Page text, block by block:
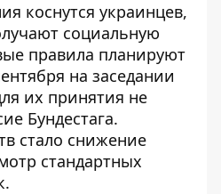
коснутся украинцев,
социальную
правила планируют
на заседании
их принятия не
Бундестага.
стало снижение
стандартных